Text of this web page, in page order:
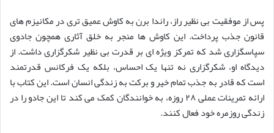
پس از موفقیت بی نظیر راز، راندا برن به کاوش عمیق تری در مکانیزم های
قانون جذب پرداخت. این کاوش ها منجر به خلق آثاری همچون جادوی
سپاسگزاری شد که تمرکز ویژه ای بر قدرت بی نظیر شکرگزاری داشت. از
دیدگاه او، شکرگزاری نه تنها یک احساس، بلکه یک فرکانس قدرتمند
است که قادر به جذب تمام خیر و برکت به زندگی انسان است. این کتاب با
ارائه تمرینات عملی ۲۸ روزه، به خوانندگان کمک می کند تا این جادو را در
زندگی روزمره خود فعال کنند.